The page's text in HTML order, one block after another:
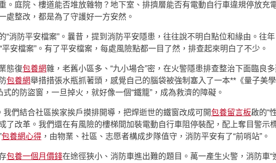
。庭院、樓道能否堆放雜物？地下室、排擠層能否有電動自行車違規停放充
處整改，都是為了守護好一方安然。
消防平安檔案”。曩昔，提到消防平安隱患，往往說不明白點位和緣由。往
安檔案”。有了平安檔案，每處風險點都一目了然，排查起來明白了不少。
態復包養網雜，老舊小區多、“九小場合”密，在火警隱患排查整治下面臨良
包養網舉措措張水瓶抓著頭，感覺自己的腦袋被強制塞入了一本**《量子美
的防盜窗，一旦掉火，就好像一個“鐵籠”，成為救濟的障礙。
們結合社區挨家挨戶摸排開導，把焊逝世的鐵窗改成可開包養留言板啟的“
了改革。我們還在有風險的樓梯間加裝電動自行車阻停裝配，配上奪目警示
包養網心得 ，由物業、社區、志愿者構成步隊值守，消防平安有了“前哨站”。
包養一個月價錢在途徑狹小、消防車進出難的題目。萬一產生火警，消防車“